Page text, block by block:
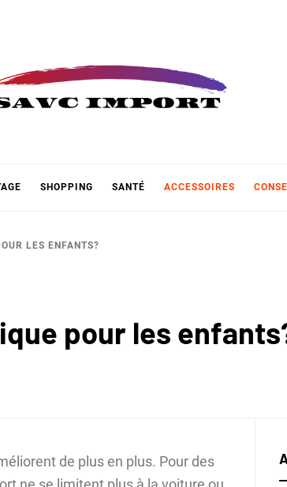
SHOPPING SANTÉ ACCESSOIRES
LES ENFANTS?
pour les
de plus en plus. Pour des